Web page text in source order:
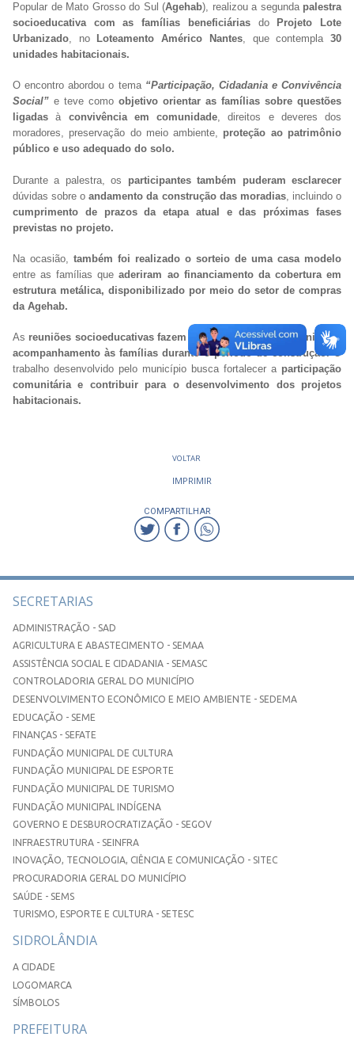
Popular de Mato Grosso do Sul (Agehab), realizou a segunda palestra
socioeducativa com as famílias beneficiáriasdo
Projeto Lote
Urbanizado, no Loteamento Américo Nantes, que contempla30
unidades habitacionais.
O encontro abordou o tema“Participação, Cidadania e Convivência
Social” e teve como objetivo orientar as famílias sobre questões
ligadas àconvivência em comunidade, direitos e deveres dos
moradores, preservação do meio ambiente, proteção ao patrimônio
público e uso adequado do solo.
Durante a palestra, os participantes também puderam esclarecer
dúvidas sobre o andamento da construção das moradias, incluindo o
cumprimento de prazos da etapa atual e das próximas fases
previstas no projeto.
Na ocasião, também foi realizado o sorteio de uma casa modelo
entre as famílias que aderiram ao financiamento da cobertura em
estrutura metálica, disponibilizado por meio do setor de compras
da Agehab.
As reuniões socioeducativas fazem parte da assistência técnica de
acompanhamento às famílias durante o período de construção. O
trabalho desenvolvido pelo município busca fortalecer a participação
comunitária e contribuir para o desenvolvimento dos projetos
habitacionais.
VOLTAR
IMPRIMIR
COMPARTILHAR
SECRETARIAS
ADMINISTRAÇÃO - SAD
AGRICULTURA E ABASTECIMENTO - SEMAA
ASSISTÊNCIA SOCIAL E CIDADANIA - SEMASC
CONTROLADORIA GERAL DO MUNICÍPIO
DESENVOLVIMENTO ECONÔMICO E MEIO AMBIENTE - SEDEMA
EDUCAÇÃO - SEME
FINANÇAS - SEFATE
FUNDAÇÃO MUNICIPAL DE CULTURA
FUNDAÇÃO MUNICIPAL DE ESPORTE
FUNDAÇÃO MUNICIPAL DE TURISMO
FUNDAÇÃO MUNICIPAL INDÍGENA
GOVERNO E DESBUROCRATIZAÇÃO - SEGOV
INFRAESTRUTURA - SEINFRA
INOVAÇÃO, TECNOLOGIA, CIÊNCIA E COMUNICAÇÃO - SITEC
PROCURADORIA GERAL DO MUNICÍPIO
SAÚDE - SEMS
TURISMO, ESPORTE E CULTURA - SETESC
SIDROLÂNDIA
A CIDADE
LOGOMARCA
SÍMBOLOS
PREFEITURA